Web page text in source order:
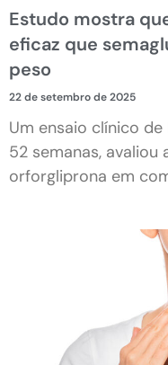
Estudo mostra
eficaz que
peso
22 de setembro de 2025
Um ensaio clínico
52 semanas, avaliou
orforgliprona em